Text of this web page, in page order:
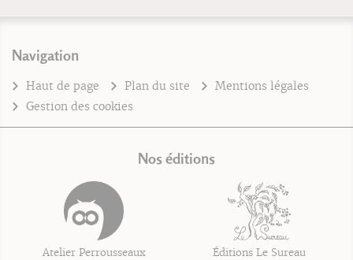
Navigation
Haut de page Plan du site
Mentions légales
Gestion des cookies
Nos éditions
Atelier Perrousseaux Éditions Le Sureau